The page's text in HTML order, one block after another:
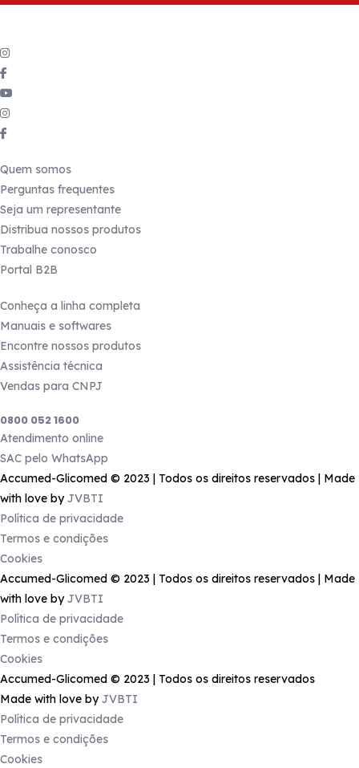
Quem somos
Perguntas frequentes
Seja um representante
Distribua nossos produtos
Trabalhe conosco
Portal B2B
Conheça a linha completa
Manuais e softwares
Encontre nossos produtos
Assistência técnica
Vendas para CNPJ
0800 052 1600
Atendimento online
SAC pelo WhatsApp
Accumed-Glicomed © 2023 | Todos os direitos reservados | Made
with love byJVBTI
Política de privacidade
Termos e condições
Cookies
Accumed-Glicomed © 2023 | Todos os direitos reservados | Made
with love byJVBTI
Política de privacidade
Termos e condições
Cookies
Accumed-Glicomed © 2023 | Todos os direitos reservados
Made with love byJVBTI
Política de privacidade
Termos e condições
Cookies